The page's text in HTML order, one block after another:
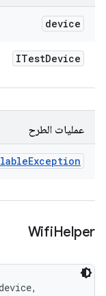
device
ITestDevice
عمليات الطرح
Exception
WifiHelper